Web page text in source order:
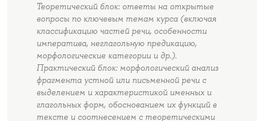
Теоретический блок: ответы на открытые
вопросы по ключевым темам курса (включая
классификацию частей речи, особенности
императива, неглагольную предикацию,
морфологические категории и др.).
Практический блок: морфологический анализ
фрагмента устной или письменной речи с
выделением и характеристикой именных и
глагольных форм, обоснованием их функций в
тексте и соотнесением с теоретическими